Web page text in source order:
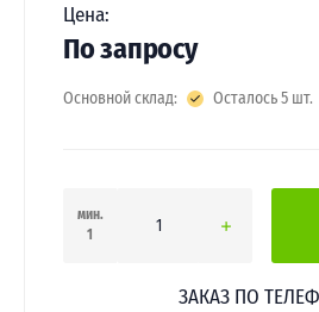
Цена:
По запросу
Основной склад: Осталось 5 шт.
мин.
1
ЗАКАЗ ПО